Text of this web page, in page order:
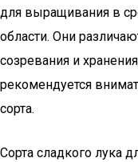
для выращивания в
области. Они
созревания и
рекомендуется
сорта.
Сорта сладкого лука